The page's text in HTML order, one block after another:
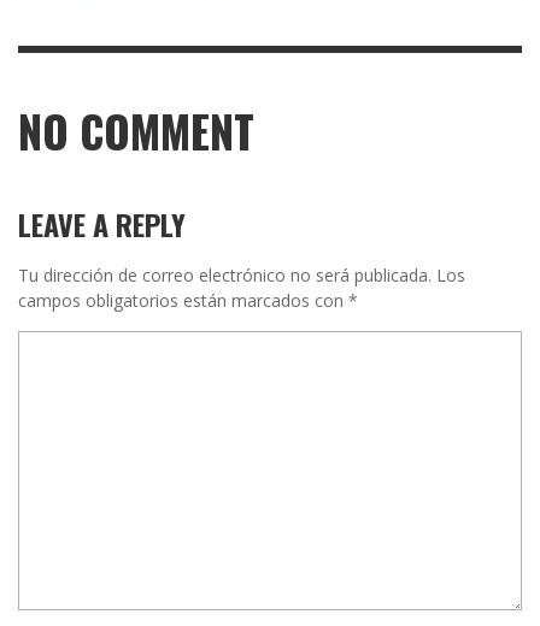
NO COMMENT
LEAVE A REPLY
Tu dirección de correo electrónico no será publicada. Los
campos obligatorios están marcados con *